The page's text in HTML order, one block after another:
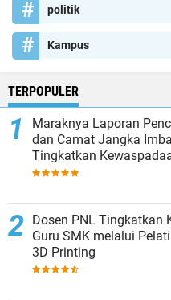
politik
Kampus
TERPOPULER
Maraknya Laporan
dan Camat Jangka
Tingkatkan
Dosen PNL Tingkatkan
Guru SMK melalui
3D Printing